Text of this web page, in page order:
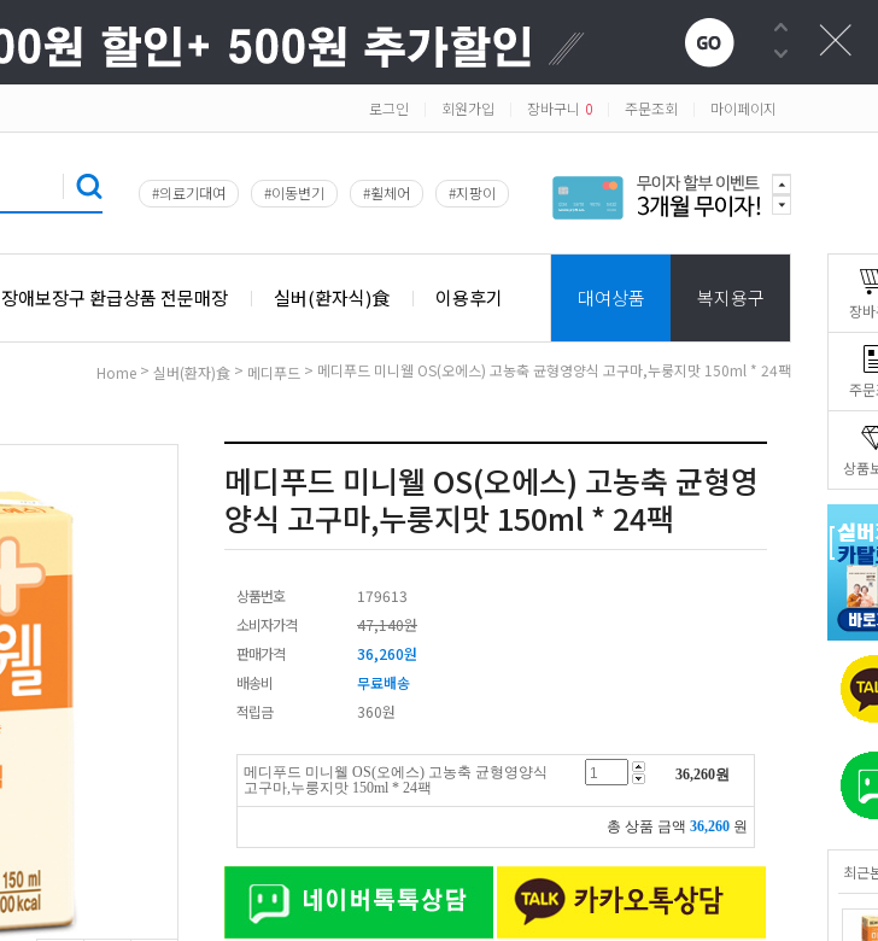
장
주
상품
최근
로그인 회원가입 장바구니 0 주문조회 마이페이지
#의료기대여 #이동변기 #휠체어 #지팡이
장애보장구 환급상품 전문매장 실버(환자식)食 이용후기 대여상품 복지용구
Home > 실버(환자)食 > 메디푸드 > 메디푸드 미니웰 OS(오에스) 고농축 균형영양식 고구마,누룽지맛 150ml * 24팩
메디푸드 미니웰 OS(오에스) 고농축 균형영
양식 고구마,누룽지맛 150ml * 24팩
상품번호
179613
소비자가격
47,140원
판매가격
36,260원
배송비
무료배송
적립금
360원
메디푸드 미니웰 OS(오에스) 고농축 균형영양식
고구마,누룽지맛 150ml * 24팩
36,260원
총 상품 금액 36,260 원